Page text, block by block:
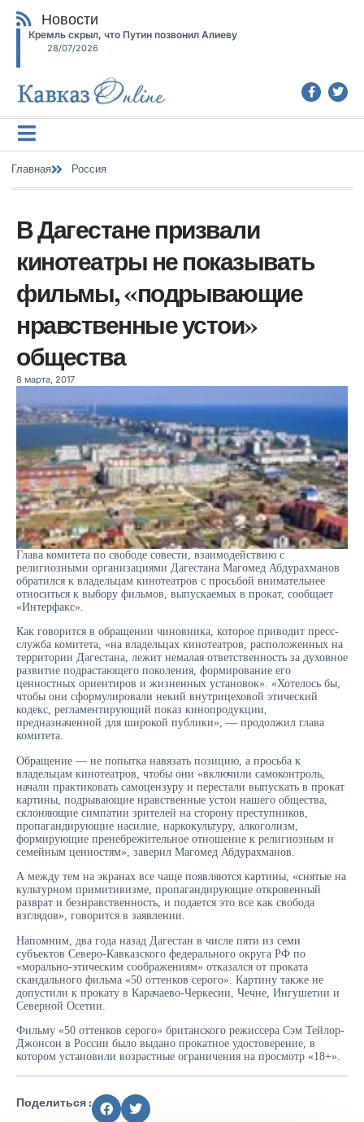
Новости
Кремль скрыл, что Путин позвонил Алиеву
28/07/2026
Главная Россия
В Дагестане призвали
кинотеатры не показывать
фильмы, «подрывающие
нравственные устои»
общества
8 марта, 2017
Глава комитета по свободе совести, взаимодействию с
религиозными организациями Дагестана Магомед Абдурахманов
обратился к владельцам кинотеатров с просьбой внимательнее
относиться к выбору фильмов, выпускаемых в прокат, сообщает
«Интерфакс».
Как говорится в обращении чиновника, которое приводит пресс-
служба комитета, «на владельцах кинотеатров, расположенных на
территории Дагестана, лежит немалая ответственность за духовное
развитие подрастающего поколения, формирование его
ценностных ориентиров и жизненных установок». «Хотелось бы,
чтобы они сформулировали некий внутрицеховой этический
кодекс, регламентирующий показ кинопродукции,
предназначенной для широкой публики», — продолжил глава
комитета.
Обращение — не попытка навязать позицию, а просьба к
владельцам кинотеатров, чтобы они «включили самоконтроль,
начали практиковать самоцензуру и перестали выпускать в прокат
картины, подрывающие нравственные устои нашего общества,
склоняющие симпатии зрителей на сторону преступников,
пропагандирующие насилие, наркокультуру, алкоголизм,
формирующие пренебрежительное отношение к религиозным и
семейным ценностям», заверил Магомед Абдурахманов.
А между тем на экранах все чаще появляются картины, «снятые на
культурном примитивизме, пропагандирующие откровенный
разврат и безнравственность, и подается это все как свобода
взглядов», говорится в заявлении.
Напомним, два года назад Дагестан в числе пяти из семи
субъектов Северо-Кавказского федерального округа РФ по
«морально-этическим соображениям» отказался от проката
скандального фильма «50 оттенков серого». Картину также не
допустили к прокату в Карачаево-Черкесии, Чечне, Ингушетии и
Северной Осетии.
Фильму «50 оттенков серого» британского режиссера Сэм Тейлор-
Джонсон в России было выдано прокатное удостоверение, в
котором установили возрастные ограничения на просмотр «18+».
Поделиться :